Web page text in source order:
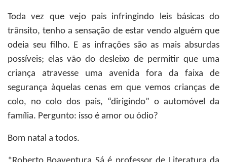
Toda vez que vejo pais infringindo leis básicas do
trânsito, tenho a sensação de estar vendo alguém que
odeia seu filho. E as infrações são as mais absurdas
possíveis; elas vão do desleixo de permitir que uma
criança atravesse uma avenida fora da faixa de
segurança àquelas cenas em que vemos crianças de
colo, no colo dos pais, “dirigindo” o automóvel da
família. Pergunto: isso é amor ou ódio?
Bom natal a todos.